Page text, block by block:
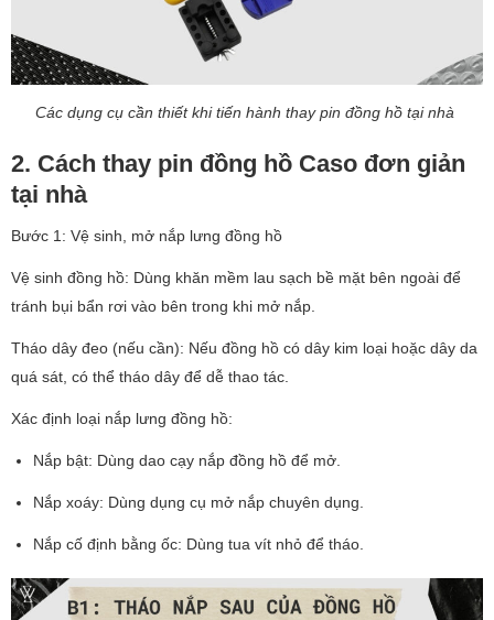
Các dụng cụ cần thiết khi tiến hành thay pin đồng hồ tại nhà
2. Cách thay pin đồng hồ Caso đơn giản
tại nhà
Bước 1: Vệ sinh, mở nắp lưng đồng hồ
Vệ sinh đồng hồ: Dùng khăn mềm lau sạch bề mặt bên ngoài để
tránh bụi bẩn rơi vào bên trong khi mở nắp.
Tháo dây đeo (nếu cần): Nếu đồng hồ có dây kim loại hoặc dây da
quá sát, có thể tháo dây để dễ thao tác.
Xác định loại nắp lưng đồng hồ:
Nắp bật: Dùng dao cạy nắp đồng hồ để mở.
Nắp xoáy: Dùng dụng cụ mở nắp chuyên dụng.
Nắp cố định bằng ốc: Dùng tua vít nhỏ để tháo.